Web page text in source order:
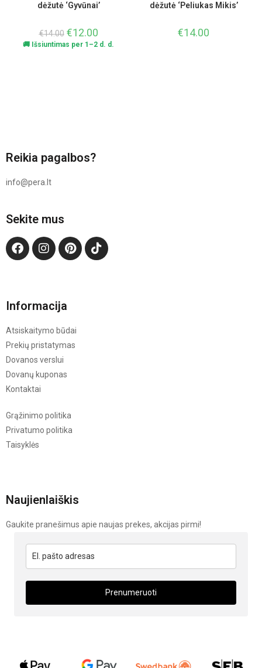
dėžutė ‘Gyvūnai’
€14.00 €12.00
🚚 Išsiuntimas per 1–2 d. d.
dėžutė ‘Peliukas Mikis’
€14.00
Reikia pagalbos?
info@pera.lt
Sekite mus
Informacija
Atsiskaitymo būdai
Prekių pristatymas
Dovanos verslui
Dovanų kuponas
Kontaktai
Grąžinimo politika
Privatumo politika
Taisyklės
Naujienlaiškis
Gaukite pranešimus apie naujas prekes, akcijas pirmi!
Prenumeruoti